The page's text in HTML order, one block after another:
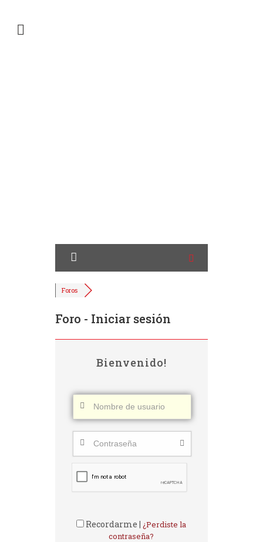
Foros
Foro - Iniciar sesión
Bienvenido!
Recordarme | ¿Perdiste la
contraseña?